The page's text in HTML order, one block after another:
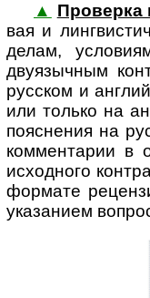
▲ Проверка
вая и
делам,
двуязычным
русском и
или только на
пояснения на
комментарии в
исходного
формате
указанием